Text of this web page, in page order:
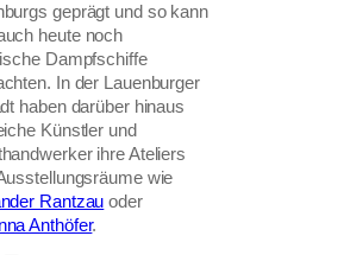
geprägt und so kann
heute noch
Dampfschiffe
In der Lauenburger
haben darüber hinaus
Künstler und
ihre Ateliers
wie
Rantzau oder
Anthöfer.